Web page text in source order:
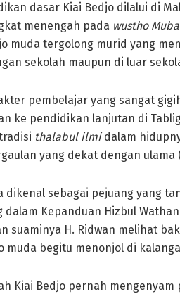
dasar Kiai Bedjo dilalui di
menengah pada wustho
muda tergolong murid yang
sekolah maupun di luar
pembelajar yang sangat
ke pendidikan lanjutan di
thalabul ilmi dalam
yang dekat dengan ulama
dikenal sebagai pejuang yang
dalam Kepanduan Hizbul
suaminya H. Ridwan melihat
muda begitu menonjol di
Kiai Bedjo pernah